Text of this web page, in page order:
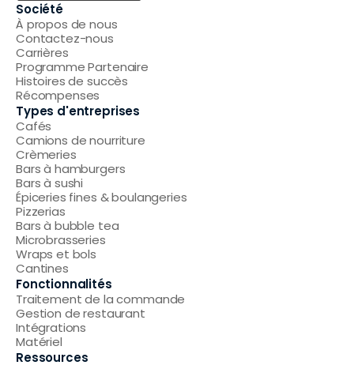
Société
À propos de nous
Contactez-nous
Carrières
Programme Partenaire
Histoires de succès
Récompenses
Types d'entreprises
Cafés
Camions de nourriture
Crèmeries
Bars à hamburgers
Bars à sushi
Épiceries fines & boulangeries
Pizzerias
Bars à bubble tea
Microbrasseries
Wraps et bols
Cantines
Fonctionnalités
Traitement de la commande
Gestion de restaurant
Intégrations
Matériel
Ressources